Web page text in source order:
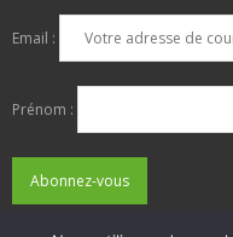
Email :
Prénom :